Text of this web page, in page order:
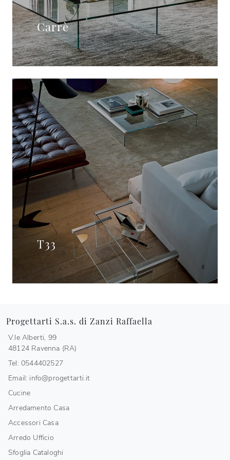
Carrè
T33
Progettarti S.a.s. di Zanzi Raffaella
V.le Alberti, 99
48124 Ravenna (RA)
Tel: 0544402527
Email: info@progettarti.it
Cucine
Arredamento Casa
Accessori Casa
Arredo Ufficio
Sfoglia Cataloghi